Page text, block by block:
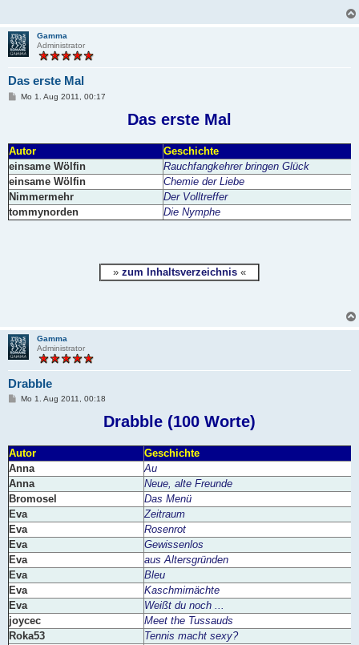
Gamma
Administrator
Das erste Mal
B
a
g
Mo 1. Aug 2011, 00:17
Das erste Mal
Autor
Geschichte
einsame Wölfin
Rauchfangkehrer bringen Glück
einsame Wölfin
Chemie der Liebe
Nimmermehr
Der Volltreffer
tommynorden
Die Nymphe
» zum Inhaltsverzeichnis «
Gamma
Administrator
Drabble
B
a
g
Mo 1. Aug 2011, 00:18
Drabble (100 Worte)
Autor
Geschichte
Anna
Au
Anna
Neue, alte Freunde
Bromosel
Das Menü
Eva
Zeitraum
Eva
Rosenrot
Eva
Gewissenlos
Eva
aus Altersgründen
Eva
Bleu
Eva
Kaschmirnächte
Eva
Weißt du noch ...
joycec
Meet the Tussauds
Roka53
Tennis macht sexy?